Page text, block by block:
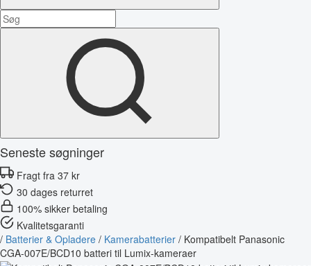
Seneste søgninger
Fragt fra 37 kr
30 dages returret
100% sikker betaling
Kvalitetsgaranti
/ Batterier & Opladere / Kamerabatterier / Kompatibelt Panasonic
CGA-007E/BCD10 batteri til Lumix-kameraer